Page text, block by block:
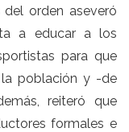
orden aseveró
a educar a los
para que
población y -de
reiteró que
formales e